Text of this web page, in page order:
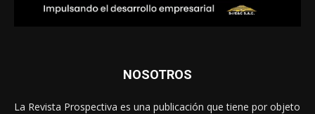
NOSOTROS
La Revista Prospectiva es una publicación que tiene por objeto